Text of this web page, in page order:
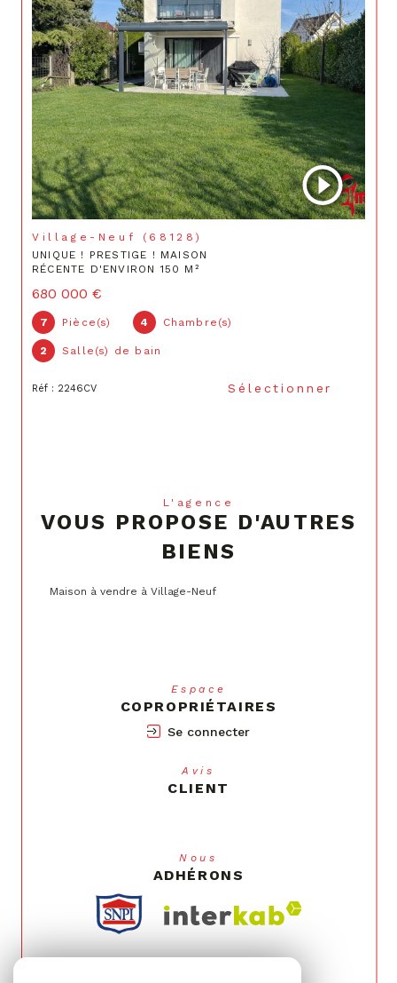
Village-Neuf (68128)
UNIQUE ! PRESTIGE ! MAISON
RÉCENTE D'ENVIRON 150 M²
680 000 €
7 Pièce(s) 4 Chambre(s)
2 Salle(s) de bain
Réf : 2246CV Sélectionner
L'agence
VOUS PROPOSE D'AUTRES
BIENS
Maison à vendre à Village-Neuf
Espace
COPROPRIÉTAIRES
Se connecter
Avis
CLIENT
Nous
ADHÉRONS